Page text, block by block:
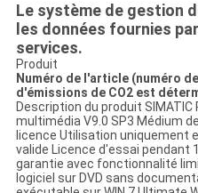
Le système de gestion
les données fournies
services.
Produit
Numéro de l'article (numéro
d'émissions de CO2 est
Description du produit SIMATIC
multimédia V9.0 SP3 Médium
licence Utilisation uniquement
valide Licence d'essai pendant
garantie avec fonctionnalité
logiciel sur DVD sans